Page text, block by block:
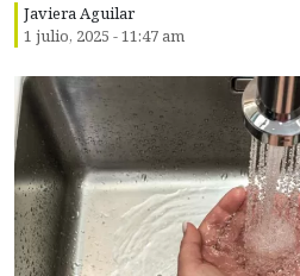
Javiera Aguilar
1 julio, 2025 - 11:47 am